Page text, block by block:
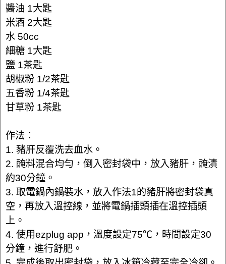
醬油 1大匙
米酒 2大匙
水 50cc
細糖 1大匙
鹽 1茶匙
胡椒粉 1/2茶匙
五香粉 1/4茶匙
甘草粉 1茶匙
作法：
1. 豬肝反覆洗去血水。
2. 醃料混合均勻，倒入密封袋中，放入豬肝，醃漬
約30分鐘。
3. 取電鍋內鍋裝水，放入作法1的豬肝將密封袋真
空，再放入溫控線，並將電鍋插頭插在溫控插頭
上。
4. 使用ezplug app，溫度設定75℃，時間設定30
分鐘，進行舒肥。